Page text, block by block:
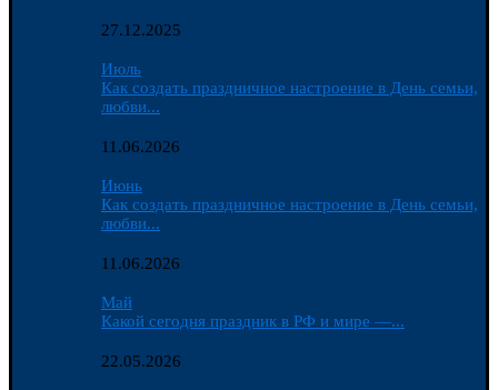
27.12.2025
Июль
Как создать праздничное настроение в День семьи,
любви...
11.06.2026
Июнь
Как создать праздничное настроение в День семьи,
любви...
11.06.2026
Май
Какой сегодня праздник в РФ и мире —...
22.05.2026